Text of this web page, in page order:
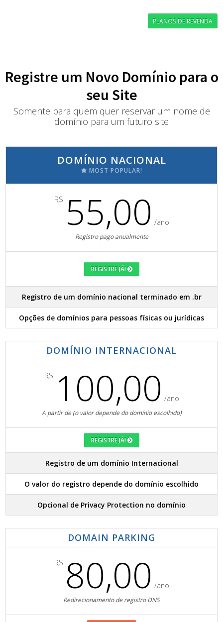
PLANOS DE REVENDA
Registre um Novo Domínio para o
seu Site
Somente para quem quer reservar um nome de
domínio para um futuro site
DOMÍNIO NACIONAL
MOST POPULAR!
R$ 55,00 /ano
Registro pago anualmente
REGISTRE JÁ!
Registro de um domínio nacional terminado em .br
Opções de domínios para pessoas físicas ou jurídicas
DOMÍNIO INTERNACIONAL
R$ 100,00 /ano
A partir de (o valor depende do domínio escolhido)
REGISTRE JÁ!
Registro de um domínio Internacional
O valor do registro depende do domínio escolhido
Opcional de Privacy Protection no domínio
DOMAIN PARKING
R$ 80,00 /ano
Redirecionamento de registro DNS